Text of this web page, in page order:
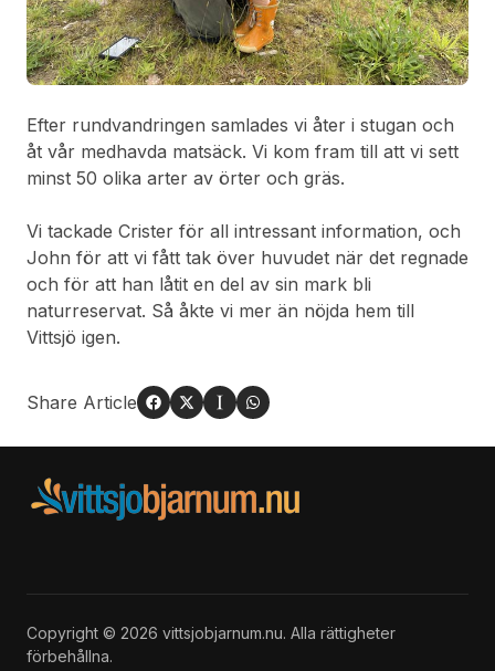
Efter rundvandringen samlades vi åter i stugan och
åt vår medhavda matsäck. Vi kom fram till att vi sett
minst 50 olika arter av örter och gräs.
Vi tackade Crister för all intressant information, och
John för att vi fått tak över huvudet när det regnade
och för att han låtit en del av sin mark bli
naturreservat. Så åkte vi mer än nöjda hem till
Vittsjö igen.
Share Article
Copyright © 2026 vittsjobjarnum.nu. Alla rättigheter
förbehållna.